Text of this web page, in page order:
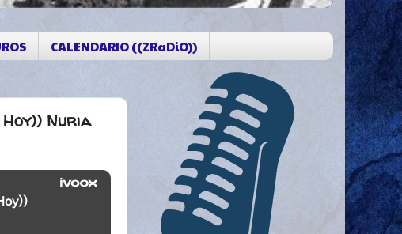
CALENDARIO ((ZRaDiO))
Nuria